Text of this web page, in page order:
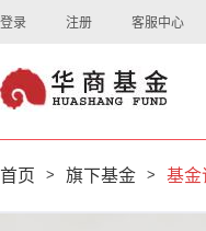
登录 注册 客服中心
首页 > 旗下基金 > 基金